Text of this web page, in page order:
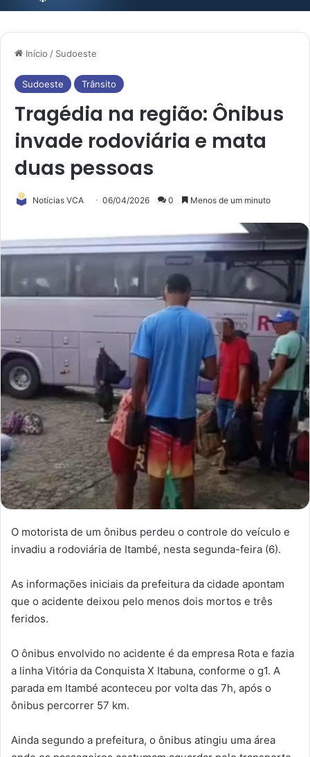
Início / Sudoeste
Sudoeste Trânsito
Tragédia na região: Ônibus
invade rodoviária e mata
duas pessoas
Notícias VCA 06/04/2026 0 Menos de um minuto
O motorista de um ônibus perdeu o controle do veículo e
invadiu a rodoviária de Itambé, nesta segunda-feira (6).
As informações iniciais da prefeitura da cidade apontam
que o acidente deixou pelo menos dois mortos e três
feridos.
O ônibus envolvido no acidente é da empresa Rota e fazia
a linha Vitória da Conquista X Itabuna, conforme o g1. A
parada em Itambé aconteceu por volta das 7h, após o
ônibus percorrer 57 km.
Ainda segundo a prefeitura, o ônibus atingiu uma área